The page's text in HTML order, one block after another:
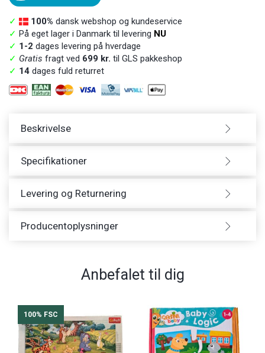
✓ 100% dansk webshop og kundeservice
✓ På eget lager i Danmark til levering NU
✓ 1-2 dages levering på hverdage
✓ Gratis fragt ved 699 kr. til GLS pakkeshop
✓ 14 dages fuld returret
Beskrivelse
Specifikationer
Levering og Returnering
Producentoplysninger
Anbefalet til dig
100% FSC